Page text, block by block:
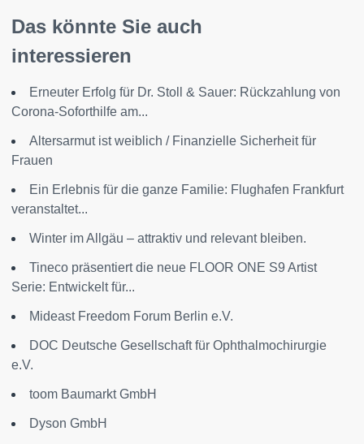
Das könnte Sie auch
interessieren
Erneuter Erfolg für Dr. Stoll & Sauer: Rückzahlung von
Corona-Soforthilfe am...
Altersarmut ist weiblich / Finanzielle Sicherheit für
Frauen
Ein Erlebnis für die ganze Familie: Flughafen Frankfurt
veranstaltet...
Winter im Allgäu – attraktiv und relevant bleiben.
Tineco präsentiert die neue FLOOR ONE S9 Artist
Serie: Entwickelt für...
Mideast Freedom Forum Berlin e.V.
DOC Deutsche Gesellschaft für Ophthalmochirurgie
e.V.
toom Baumarkt GmbH
Dyson GmbH